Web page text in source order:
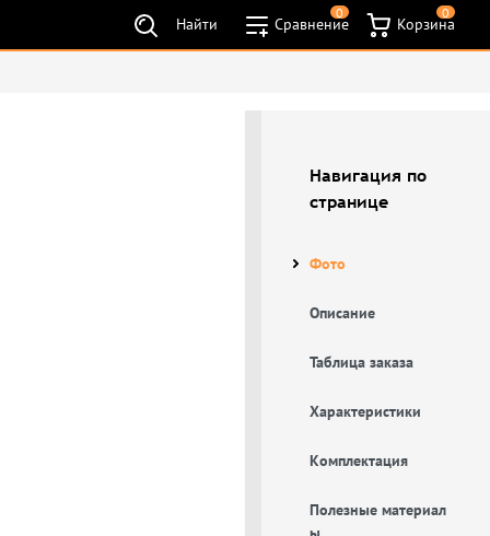
Найти Сравнение
0
Корзина
0
Навигация по
странице
Фото
Описание
Таблица заказа
Характеристики
Комплектация
Полезные материал